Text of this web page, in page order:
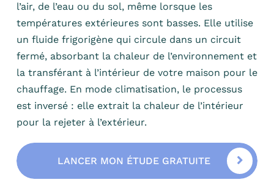
l’air, de l’eau ou du sol, même lorsque les
températures extérieures sont basses. Elle utilise
un fluide frigorigène qui circule dans un circuit
fermé, absorbant la chaleur de l’environnement et
la transférant à l’intérieur de votre maison pour le
chauffage. En mode climatisation, le processus
est inversé : elle extrait la chaleur de l’intérieur
pour la rejeter à l’extérieur.
LANCER MON ÉTUDE GRATUITE